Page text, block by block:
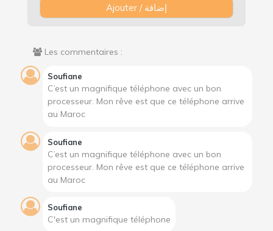
Les commentaires :
Soufiane
C’est un magnifique téléphone avec un bon
processeur. Mon rêve est que ce téléphone arrive
au Maroc
Soufiane
C’est un magnifique téléphone avec un bon
processeur. Mon rêve est que ce téléphone arrive
au Maroc
Soufiane
C'est un magnifique téléphone